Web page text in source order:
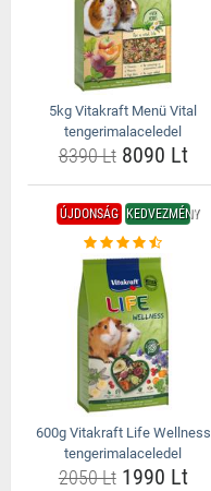
5kg Vitakraft Menü Vital
tengerimalaceledel
8390 Lt8090 Lt
ÚJDONSÁG KEDVEZMÉNY
600g Vitakraft Life Wellness
tengerimalaceledel
2050 Lt1990 Lt